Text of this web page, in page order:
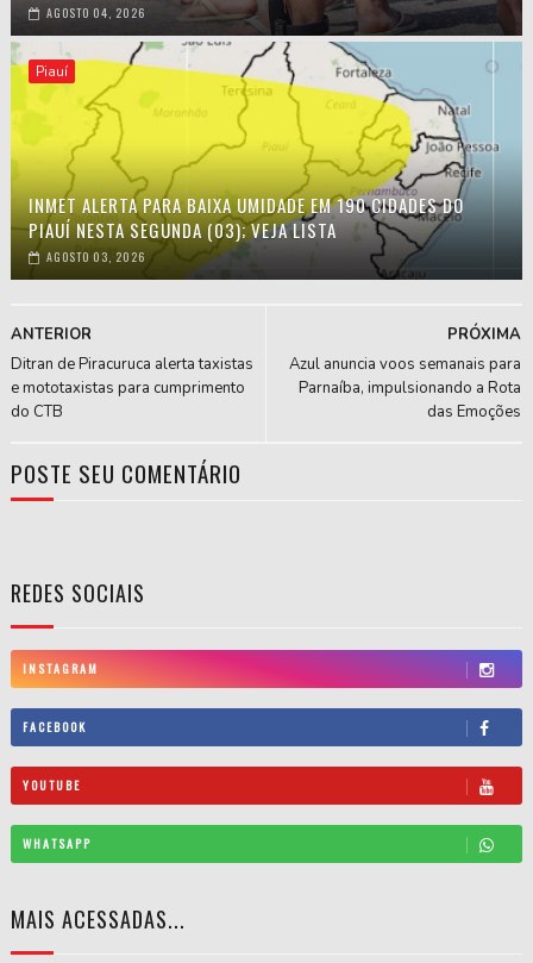
AGOSTO 04, 2026
Piauí
INMET ALERTA PARA BAIXA UMIDADE EM 190 CIDADES DO
PIAUÍ NESTA SEGUNDA (03); VEJA LISTA
AGOSTO 03, 2026
PRÓXIMA
Azul anuncia voos semanais para
Parnaíba, impulsionando a Rota
das Emoções
ANTERIOR
Ditran de Piracuruca alerta taxistas
e mototaxistas para cumprimento
do CTB
POSTE SEU COMENTÁRIO
REDES SOCIAIS
INSTAGRAM
FACEBOOK
YOUTUBE
WHATSAPP
MAIS ACESSADAS...